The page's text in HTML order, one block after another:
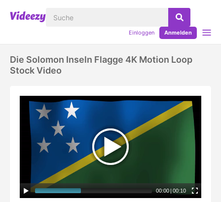
Einloggen Anmelden
Die Solomon Inseln Flagge 4K Motion Loop
Stock Video
00:00 | 00:10